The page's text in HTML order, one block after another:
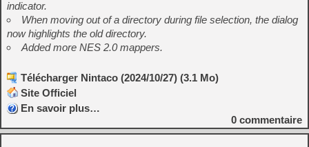
indicator.
When moving out of a directory during file selection, the dialog
now highlights the old directory.
Added more NES 2.0mappers.
Télécharger Nintaco (2024/10/27) (3.1 Mo)
Site Officiel
En savoir plus…
0 commentaire